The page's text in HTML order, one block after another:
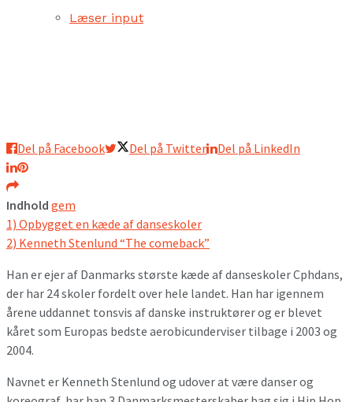
Læser input
Del på Facebook Del på Twitter Del på LinkedIn
Indhold gem
1) Opbygget en kæde af danseskoler
2) Kenneth Stenlund “The comeback”
Han er ejer af Danmarks største kæde af danseskoler Cphdans,
der har 24 skoler fordelt over hele landet. Han har igennem
årene uddannet tonsvis af danske instruktører og er blevet
kåret som Europas bedste aerobicunderviser tilbage i 2003 og
2004.
Navnet er Kenneth Stenlund og udover at være danser og